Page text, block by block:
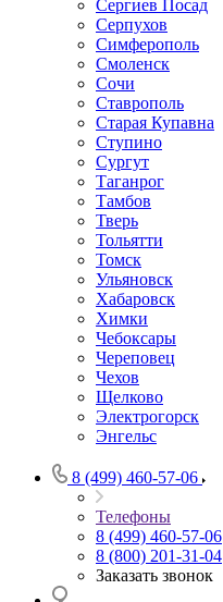
Сергиев Посад
Серпухов
Симферополь
Смоленск
Сочи
Ставрополь
Старая Купавна
Ступино
Сургут
Таганрог
Тамбов
Тверь
Тольятти
Томск
Ульяновск
Хабаровск
Химки
Чебоксары
Череповец
Чехов
Щелково
Электрогорск
Энгельс
8 (499) 460-57-06
Телефоны
8 (499) 460-57-06
8 (800) 201-31-04
Заказать звонок